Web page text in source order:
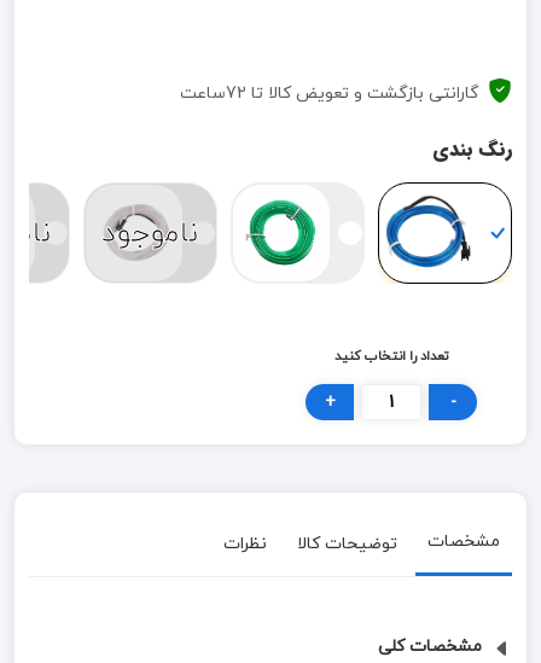
گارانتی بازگشت و تعویض کالا تا 72ساعت
رنگ بندی
ناموجود
تعداد را انتخاب کنید
-
+
مشخصات توضیحات کالا نظرات
مشخصات کلی